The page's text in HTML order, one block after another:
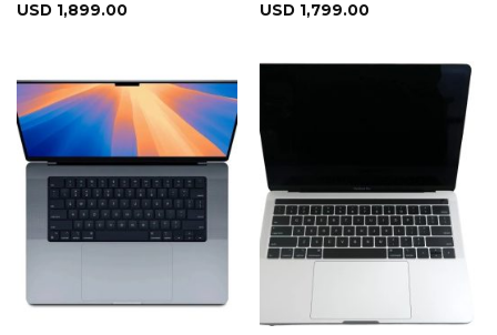
USD 1,899.00
USD 1,799.00